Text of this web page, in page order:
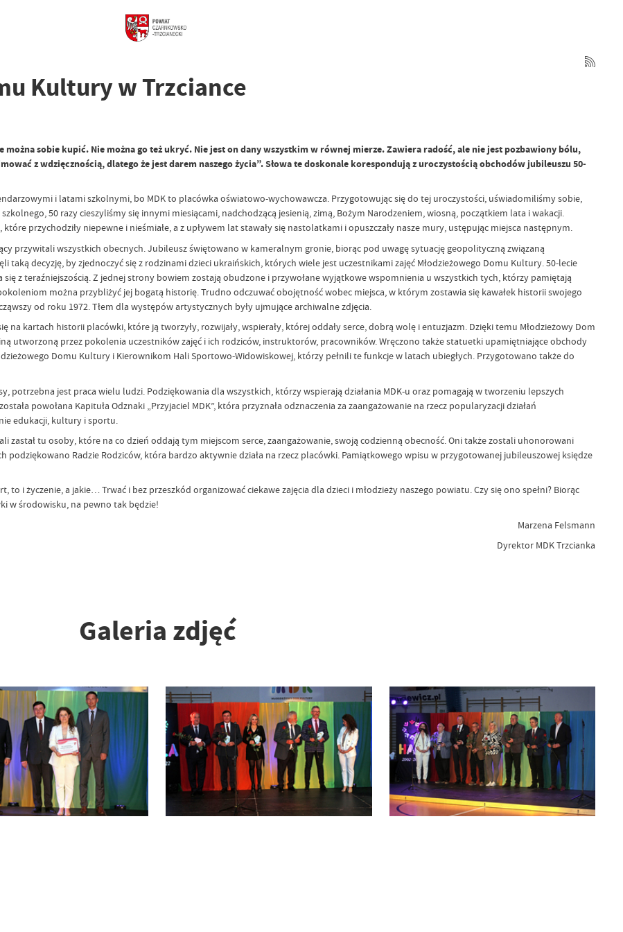
Kultury w Trzciance
sobie kupić. Nie można go też ukryć. Nie jest on dany wszystkim w równej mierze. Zawiera radość, ale nie jest pozbawiony bólu,
z wdzięcznością, dlatego że jest darem naszego życia”. Słowa te doskonale korespondują z uroczystością obchodów jubileuszu 50-
i latami szkolnymi, bo MDK to placówka oświatowo-wychowawcza. Przygotowując się do tej uroczystości, uświadomiliśmy sobie,
50 razy cieszyliśmy się innymi miesiącami, nadchodzącą jesienią, zimą, Bożym Narodzeniem, wiosną, początkiem lata i wakacji.
przychodziły niepewne i nieśmiałe, a z upływem lat stawały się nastolatkami i opuszczały nasze mury, ustępując miejsca następnym.
przywitali wszystkich obecnych. Jubileusz świętowano w kameralnym gronie, biorąc pod uwagę sytuację geopolityczną związaną
taką decyzję, by zjednoczyć się z rodzinami dzieci ukraińskich, których wiele jest uczestnikami zajęć Młodzieżowego Domu Kultury. 50-lecie
się z teraźniejszością. Z jednej strony bowiem zostają obudzone i przywołane wyjątkowe wspomnienia u wszystkich tych, którzy pamiętają
można przybliżyć jej bogatą historię. Trudno odczuwać obojętność wobec miejsca, w którym zostawia się kawałek historii swojego
od roku 1972. Tłem dla występów artystycznych były ujmujące archiwalne zdjęcia.
na kartach historii placówki, które ją tworzyły, rozwijały, wspierały, której oddały serce, dobrą wolę i entuzjazm. Dzięki temu Młodzieżowy Dom
utworzoną przez pokolenia uczestników zajęć i ich rodziców, instruktorów, pracowników. Wręczono także statuetki upamiętniające obchody
Domu Kultury i Kierownikom Hali Sportowo-Widowiskowej, którzy pełnili te funkcje w latach ubiegłych. Przygotowano także do
potrzebna jest praca wielu ludzi. Podziękowania dla wszystkich, którzy wspierają działania MDK-u oraz pomagają w tworzeniu lepszych
powołana Kapituła Odznaki „Przyjaciel MDK”, która przyznała odznaczenia za zaangażowanie na rzecz popularyzacji działań
edukacji, kultury i sportu.
zastał tu osoby, które na co dzień oddają tym miejscom serce, zaangażowanie, swoją codzienną obecność. Oni także zostali uhonorowani
Radzie Rodziców, która bardzo aktywnie działa na rzecz placówki. Pamiątkowego wpisu w przygotowanej jubileuszowej księdze
i życzenie, a jakie… Trwać i bez przeszkód organizować ciekawe zajęcia dla dzieci i młodzieży naszego powiatu. Czy się ono spełni? Biorąc
w środowisku, na pewno tak będzie!
Marzena Felsmann
Dyrektor MDK Trzcianka
Galeria zdjęć